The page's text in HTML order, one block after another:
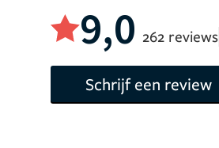
9,0 262 reviews
Schrijf een review